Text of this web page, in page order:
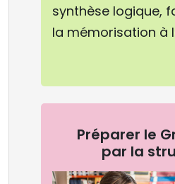
synthèse logique,
la mémorisation à
Préparer le
par la